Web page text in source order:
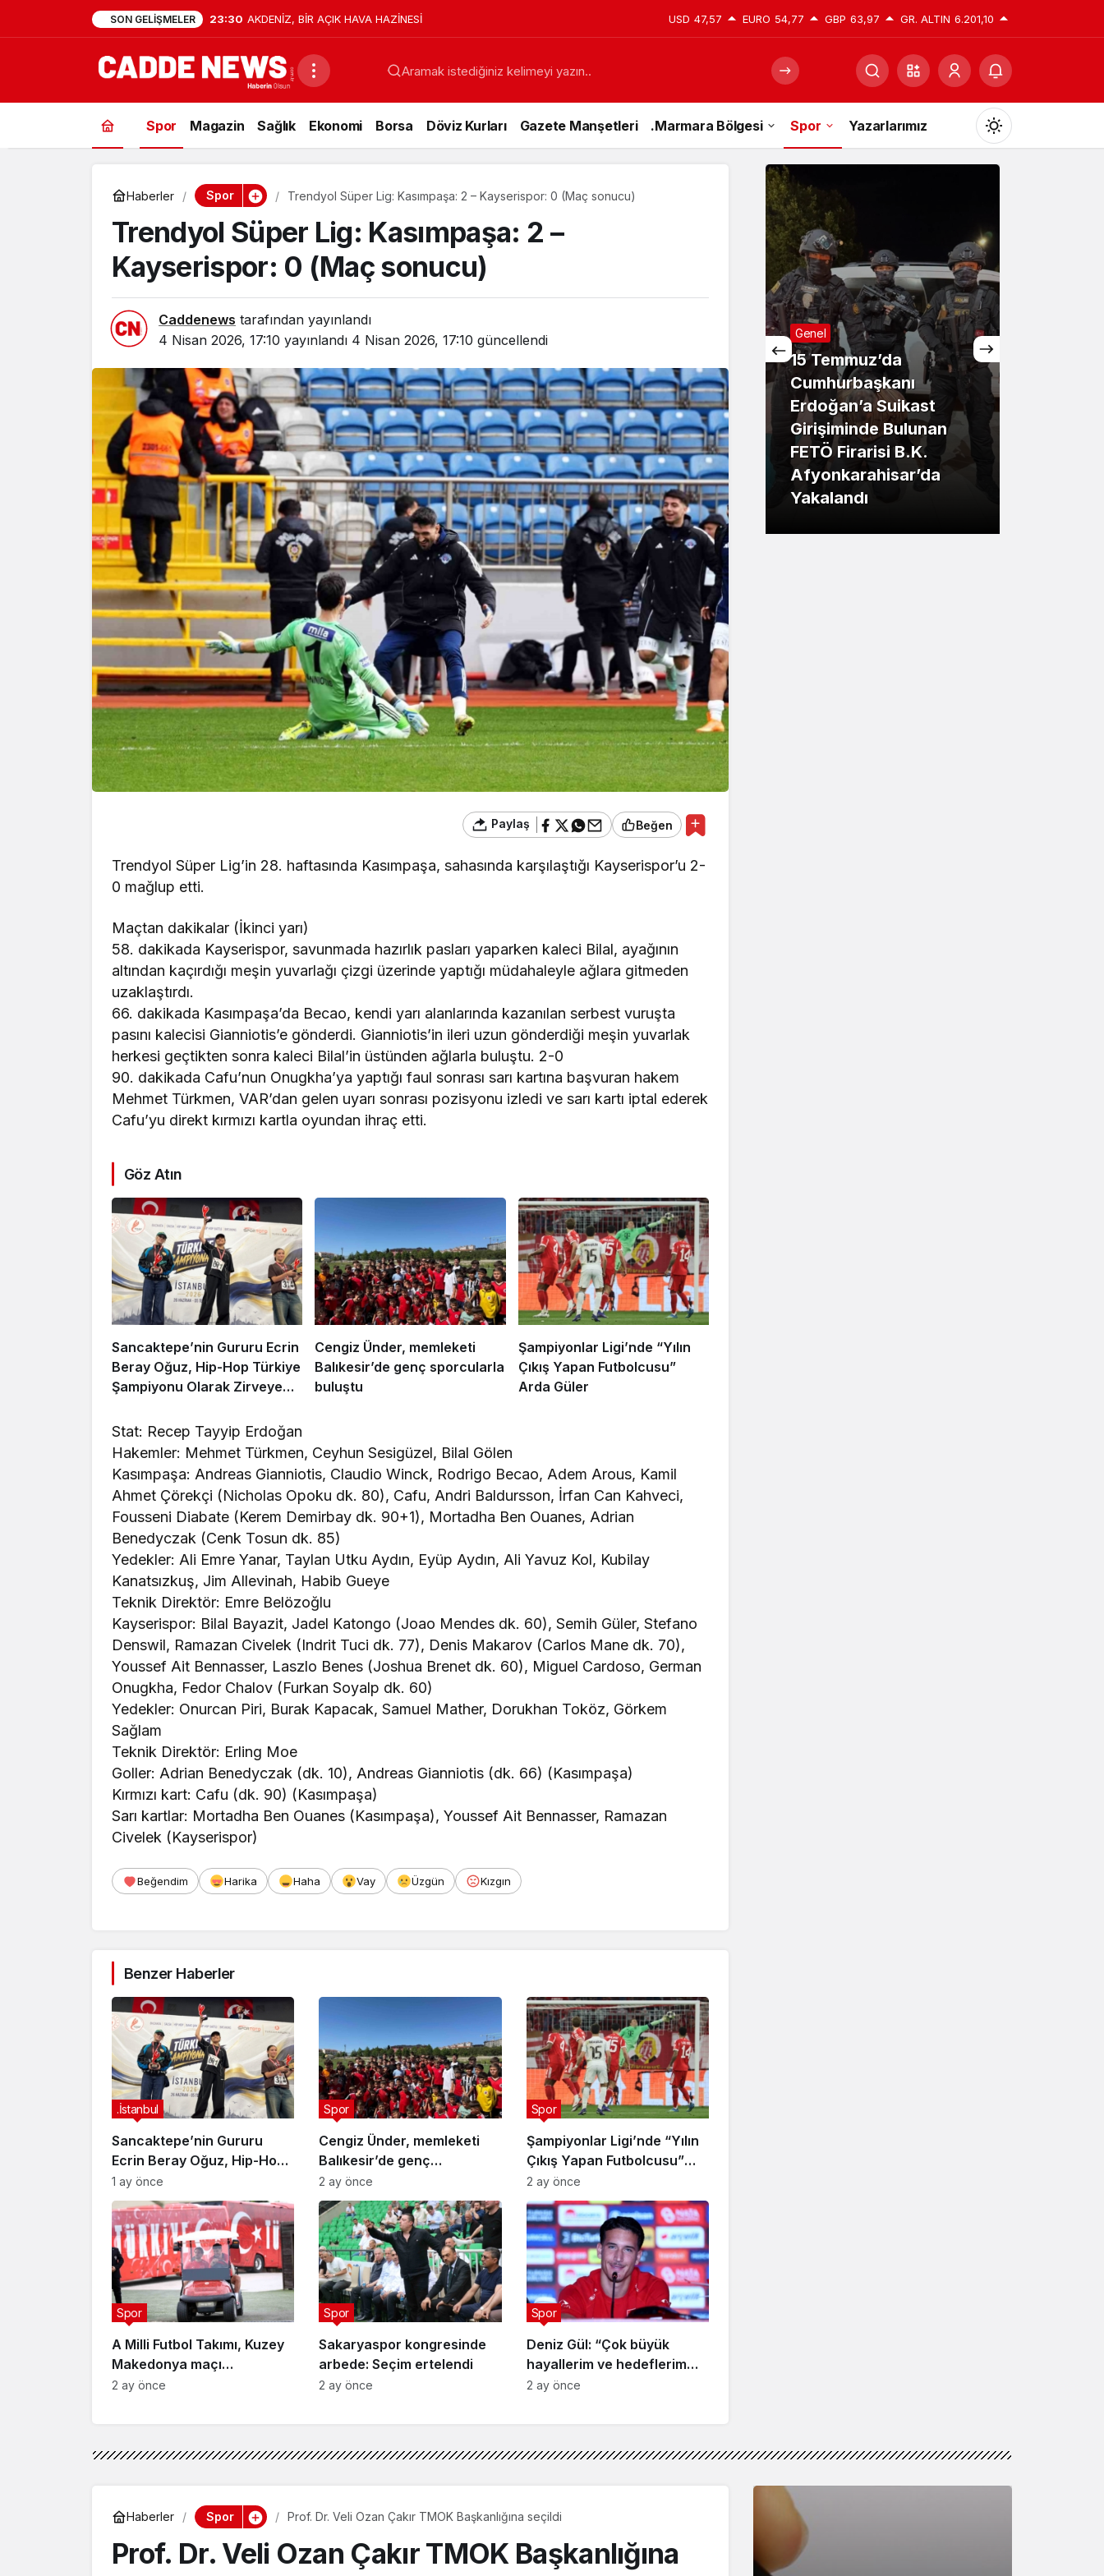
SON GELIŞMELER 23:30 AKDENİZ, BİR AÇIK HAVA HAZİNESİ USD 47,57 EURO 54,77 GBP 63,97 GR. ALTIN 6.201,10
Aramak istediğiniz kelimeyi yazın..
Spor Magazin Sağlık Ekonomi Borsa Döviz Kurları Gazete Manşetleri .Marmara Bölgesi Spor Yazarlarımız
Mod
değiştir
Gündüz Modu
Gündüz modunu seçin.
Gece Modu
Gece modunu seçin.
Sistem Modu
Sistem modunu seçin.
Haberler Spor Trendyol Süper Lig: Kasımpaşa: 2 – Kayserispor: 0 (Maç sonucu)
Trendyol Süper Lig: Kasımpaşa: 2 –
Kayserispor: 0 (Maç sonucu)
Caddenews tarafından yayınlandı
4 Nisan 2026, 17:10 yayınlandı 4 Nisan 2026, 17:10 güncellendi
Paylaş Beğen
Trendyol Süper Lig’in 28. haftasında Kasımpaşa, sahasında karşılaştığı Kayserispor’u 2-
0 mağlup etti.
Maçtan dakikalar (İkinci yarı)
58. dakikada Kayserispor, savunmada hazırlık pasları yaparken kaleci Bilal, ayağının
altından kaçırdığı meşin yuvarlağı çizgi üzerinde yaptığı müdahaleyle ağlara gitmeden
uzaklaştırdı.
66. dakikada Kasımpaşa’da Becao, kendi yarı alanlarında kazanılan serbest vuruşta
pasını kalecisi Gianniotis’e gönderdi. Gianniotis’in ileri uzun gönderdiği meşin yuvarlak
herkesi geçtikten sonra kaleci Bilal’in üstünden ağlarla buluştu. 2-0
90. dakikada Cafu’nun Onugkha’ya yaptığı faul sonrası sarı kartına başvuran hakem
Mehmet Türkmen, VAR’dan gelen uyarı sonrası pozisyonu izledi ve sarı kartı iptal ederek
Cafu’yu direkt kırmızı kartla oyundan ihraç etti.
Göz Atın
Sancaktepe’nin Gururu Ecrin
Beray Oğuz, Hip-Hop Türkiye
Şampiyonu Olarak Zirveye
Cengiz Ünder, memleketi
Balıkesir’de genç sporcularla
buluştu
Şampiyonlar Ligi’nde “Yılın
Çıkış Yapan Futbolcusu”
Arda Güler
Stat: Recep Tayyip Erdoğan
Hakemler: Mehmet Türkmen, Ceyhun Sesigüzel, Bilal Gölen
Kasımpaşa: Andreas Gianniotis, Claudio Winck, Rodrigo Becao, Adem Arous, Kamil
Ahmet Çörekçi (Nicholas Opoku dk. 80), Cafu, Andri Baldursson, İrfan Can Kahveci,
Fousseni Diabate (Kerem Demirbay dk. 90+1), Mortadha Ben Ouanes, Adrian
Benedyczak (Cenk Tosun dk. 85)
Yedekler: Ali Emre Yanar, Taylan Utku Aydın, Eyüp Aydın, Ali Yavuz Kol, Kubilay
Kanatsızkuş, Jim Allevinah, Habib Gueye
Teknik Direktör: Emre Belözoğlu
Kayserispor: Bilal Bayazit, Jadel Katongo (Joao Mendes dk. 60), Semih Güler, Stefano
Denswil, Ramazan Civelek (Indrit Tuci dk. 77), Denis Makarov (Carlos Mane dk. 70),
Youssef Ait Bennasser, Laszlo Benes (Joshua Brenet dk. 60), Miguel Cardoso, German
Onugkha, Fedor Chalov (Furkan Soyalp dk. 60)
Yedekler: Onurcan Piri, Burak Kapacak, Samuel Mather, Dorukhan Toköz, Görkem
Sağlam
Teknik Direktör: Erling Moe
Goller: Adrian Benedyczak (dk. 10), Andreas Gianniotis (dk. 66) (Kasımpaşa)
Kırmızı kart: Cafu (dk. 90) (Kasımpaşa)
Sarı kartlar: Mortadha Ben Ouanes (Kasımpaşa), Youssef Ait Bennasser, Ramazan
Civelek (Kayserispor)
Beğendim Harika Haha Vay Üzgün Kızgın
Benzer Haberler
Sancaktepe’nin Gururu
Ecrin Beray Oğuz, Hip-Hop
Türkiye Şampiyonu Olarak
Zirveye Çıktı
.İstanbul
1 ay önce
Cengiz Ünder, memleketi
Balıkesir’de genç
sporcularla buluştu
Spor
2 ay önce
Şampiyonlar Ligi’nde “Yılın
Çıkış Yapan Futbolcusu”
Arda Güler
Spor
2 ay önce
A Milli Futbol Takımı, Kuzey
Makedonya maçı
hazırlıklarını tamamladı
Spor
2 ay önce
Sakaryaspor kongresinde
arbede: Seçim ertelendi
Spor
2 ay önce
Deniz Gül: “Çok büyük
hayallerim ve hedeflerim
var”
Spor
2 ay önce
Yazarlar
AKDENİZ, BİR AÇIK
HAVA HAZİNESİ
Genel
15 Temmuz’da
Cumhurbaşkanı
Erdoğan’a Suikast
Girişiminde Bulunan
FETÖ Firarisi B.K.
Afyonkarahisar’da
Yakalandı
Haberler Spor Prof. Dr. Veli Ozan Çakır TMOK Başkanlığına seçildi
Prof. Dr. Veli Ozan Çakır TMOK Başkanlığına